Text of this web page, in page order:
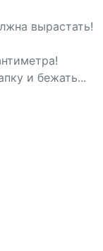
вырастать!
и бежать...